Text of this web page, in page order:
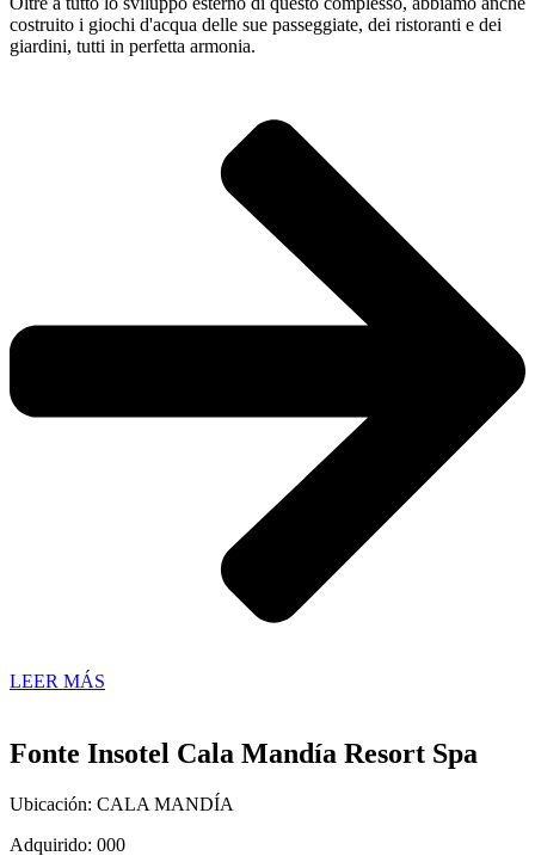
costruito i giochi d'acqua delle sue passeggiate, dei ristoranti e dei
giardini, tutti in perfetta armonia.
LEER MÁS
Fonte Insotel Cala Mandía Resort Spa
Ubicación: CALA MANDÍA
Adquirido: 000